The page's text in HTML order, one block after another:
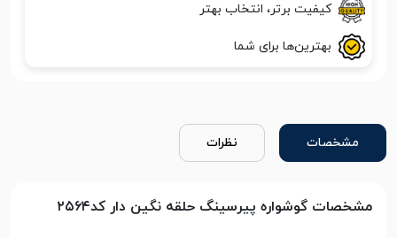
کیفیت برتر، انتخاب بهتر
بهترین‌ها برای شما
مشخصات نظرات
مشخصات گوشواره پیرسینگ حلقه نگین دار کد۲۵۶۴